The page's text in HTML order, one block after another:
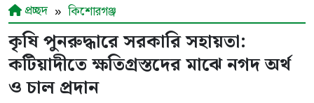
প্রচ্ছদ কিশোরগঞ্জ
কৃষি পুনরুদ্ধারে সরকারি সহায়তা:
কটিয়াদীতে ক্ষতিগ্রস্তদের মাঝে নগদ অর্থ
ও চাল প্রদান